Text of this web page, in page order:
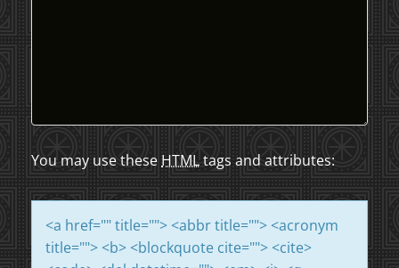
G
A
T
You may use these HTMLtags and attributes:
<a href="" title=""> <abbr title=""> <acronym
title=""> <b> <blockquote cite=""> <cite>